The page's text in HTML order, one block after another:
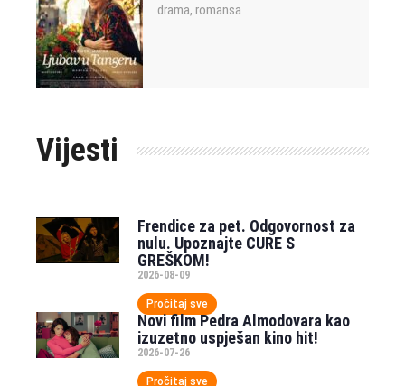
drama, romansa
Vijesti
Frendice za pet. Odgovornost za
nulu. Upoznajte CURE S
GREŠKOM!
2026-08-09
Pročitaj sve
Novi film Pedra Almodovara kao
izuzetno uspješan kino hit!
2026-07-26
Pročitaj sve